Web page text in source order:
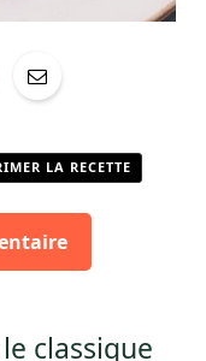
LA RECETTE
classique